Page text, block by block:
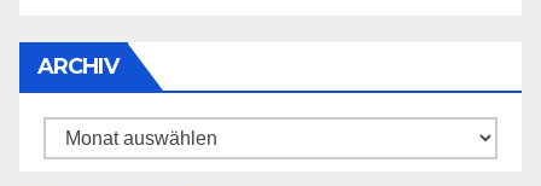
ARCHIV
Archiv